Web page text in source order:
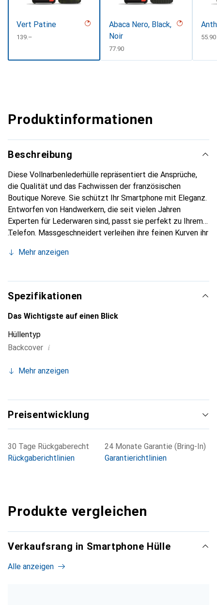
Vert Patine
CHF
139.–
Abaca Nero, Black,
Noir
CHF
77.90
CHF
55.90
Produktinformationen
Beschreibung
Diese Vollnarbenlederhülle repräsentiert die Ansprüche,
die Qualität und das Fachwissen der französischen
Boutique Noreve. Sie schützt Ihr Smartphone mit Eleganz.
Entworfen von Handwerkern, die seit vielen Jahren
Experten für Lederwaren sind, passt sie perfekt zu Ihrem
Telefon. Massgeschneidert verleihen ihre feinen Kurven ihr
unverzichtbaren Accessoire Ihres Smartphones.
die Marke Noreve eine sichere Wahl für eine
anspruchsvolle Klientel.
Mehr anzeigen
Spezifikationen
Das Wichtigste auf einen Blick
Hüllentyp
Backcover i
Mehr anzeigen
Preisentwicklung
30 Tage Rückgaberecht
Rückgaberichtlinien
24 Monate Garantie (Bring-In)
Garantierichtlinien
Produkte vergleichen
Verkaufsrang in Smartphone Hülle
Alle anzeigen